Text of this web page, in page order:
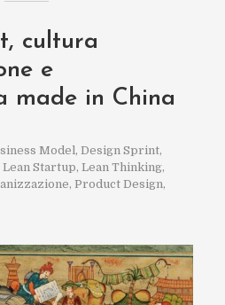
cultura
e
made in China
Model, Design Sprint,
Lean Startup, Lean Thinking,
, Product Design,